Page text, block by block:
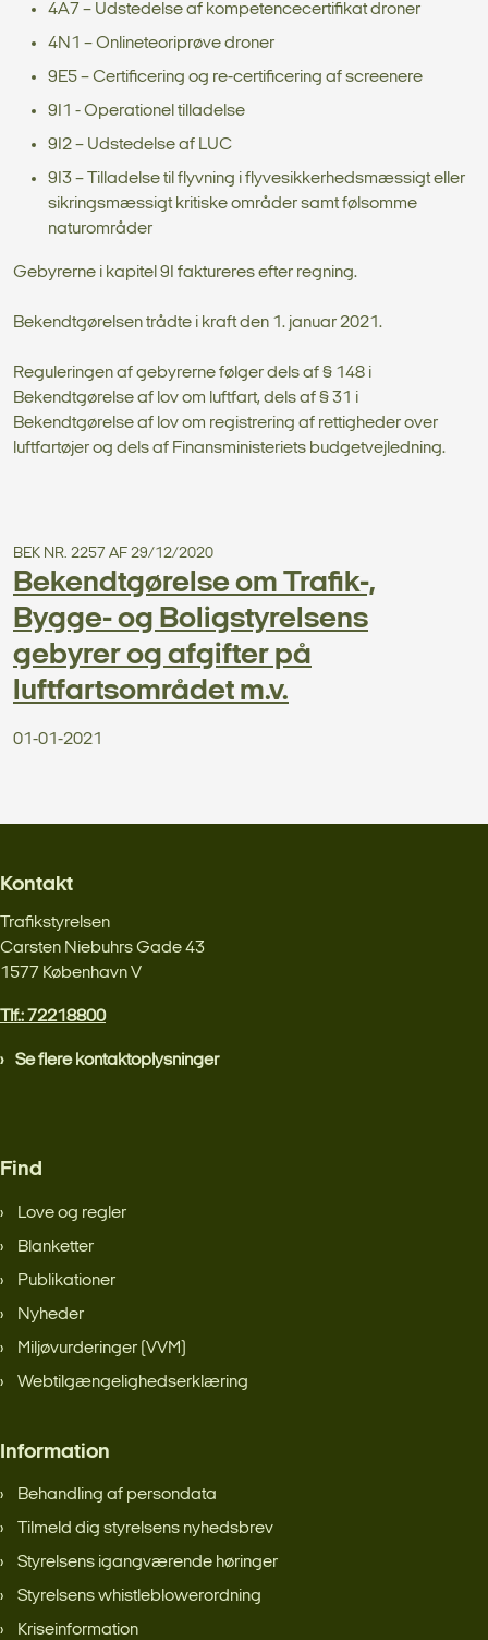
4A7 – Udstedelse af kompetencecertifikat droner
4N1 – Onlineteoriprøve droner
9E5 – Certificering og re-certificering af screenere
9I1 - Operationel tilladelse
9I2 – Udstedelse af LUC
9I3 – Tilladelse til flyvning i flyvesikkerhedsmæssigt eller
sikringsmæssigt kritiske områder samt følsomme
naturområder
Gebyrerne i kapitel 9I faktureres efter regning.
Bekendtgørelsen trådte i kraft den 1. januar 2021.
Reguleringen af gebyrerne følger dels af § 148 i
Bekendtgørelse af lov om luftfart, dels af § 31 i
Bekendtgørelse af lov om registrering af rettigheder over
luftfartøjer og dels af Finansministeriets budgetvejledning.
BEK NR. 2257 AF 29/12/2020
Bekendtgørelse om Trafik-,
Bygge- og Boligstyrelsens
gebyrer og afgifter på
luftfartsområdet m.v.
01-01-2021
Kontakt
Trafikstyrelsen
Carsten Niebuhrs Gade 43
1577 København V
Tlf.: 72218800
Se flere kontaktoplysninger
Find
Love og regler
Blanketter
Publikationer
Nyheder
Miljøvurderinger (VVM)
Webtilgængelighedserklæring
Information
Behandling af persondata
Tilmeld dig styrelsens nyhedsbrev
Styrelsens igangværende høringer
Styrelsens whistleblowerordning
Kriseinformation